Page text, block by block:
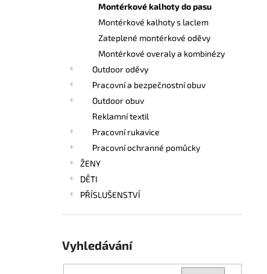
Montérkové kalhoty do pasu
Montérkové kalhoty s laclem
Zateplené montérkové oděvy
Montérkové overaly a kombinézy
Outdoor oděvy
Pracovní a bezpečnostní obuv
Outdoor obuv
Reklamní textil
Pracovní rukavice
Pracovní ochranné pomůcky
ŽENY
DĚTI
PŘÍSLUŠENSTVÍ
Vyhledávání